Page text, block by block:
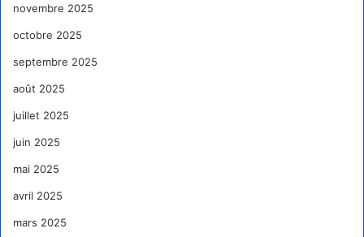
novembre 2025
octobre 2025
septembre 2025
août 2025
juillet 2025
juin 2025
mai 2025
avril 2025
mars 2025